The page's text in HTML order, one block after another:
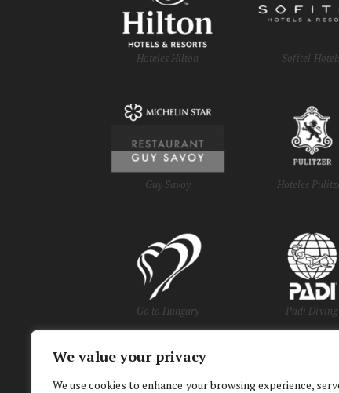
We value your privacy
We use cookies to enhance your browsing experience,
Hoteles Hilton Sofitel
Guy Savoy Hoteles
Go to Hungary Padi Diving
y Oficinas de